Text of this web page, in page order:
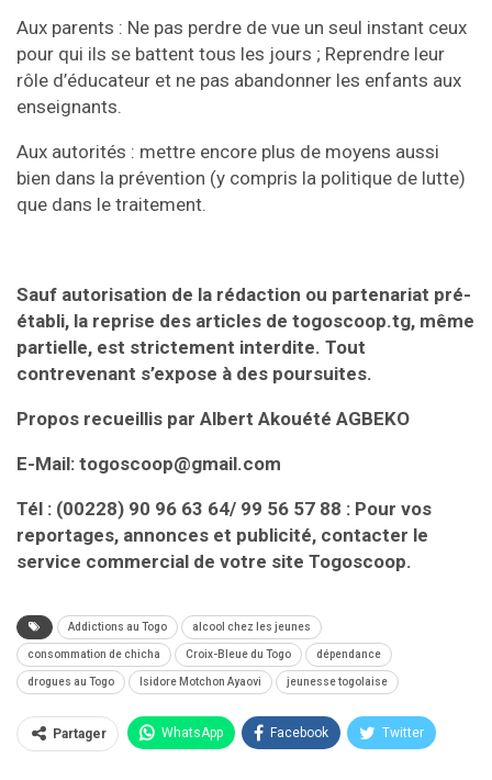
Aux parents : Ne pas perdre de vue un seul instant ceux
pour qui ils se battent tous les jours ; Reprendre leur
rôle d’éducateur et ne pas abandonner les enfants aux
enseignants.
Aux autorités : mettre encore plus de moyens aussi
bien dans la prévention (y compris la politique de lutte)
que dans le traitement.
Sauf autorisation de la rédaction ou partenariat pré-
établi, la reprise des articles de togoscoop.tg, même
partielle, est strictement interdite. Tout
contrevenant s’expose à des poursuites.
Propos recueillis par Albert Akouété AGBEKO
E-Mail: togoscoop@gmail.com
Tél : (00228) 90 96 63 64/ 99 56 57 88 : Pour vos
reportages, annonces et publicité, contacter le
service commercial de votre site Togoscoop.
Addictions au Togo alcool chez les jeunes
consommation de chicha Croix-Bleue du Togo dépendance
drogues au Togo Isidore Motchon Ayaovi jeunesse togolaise
Partager WhatsApp Facebook Twitter